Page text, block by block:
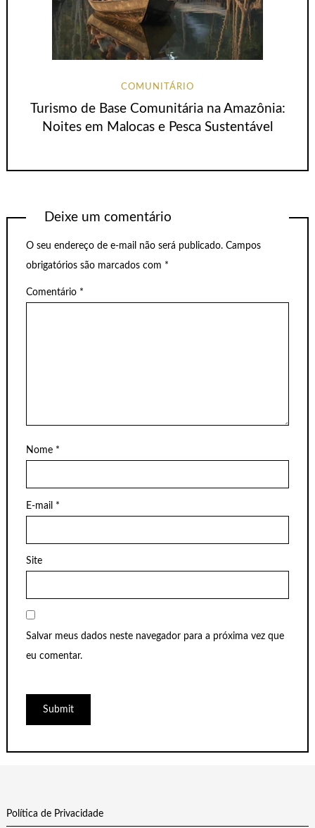
COMUNITÁRIO
Turismo de Base Comunitária na Amazônia:
Noites em Malocas e Pesca Sustentável
Deixe um comentário
O seu endereço de e-mail não será publicado. Campos
obrigatórios são marcados com *
Comentário *
Nome *
E-mail *
Site
Salvar meus dados neste navegador para a próxima vez que
eu comentar.
Política de Privacidade